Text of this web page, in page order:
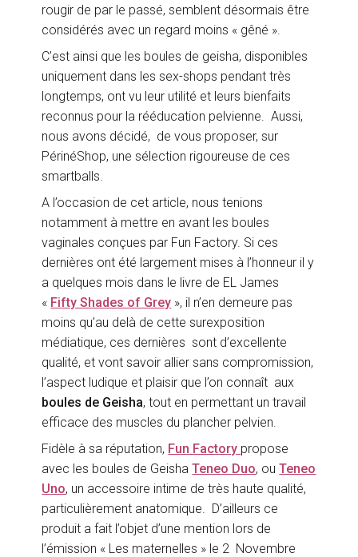
rougir de par le passé, semblent désormais être
considérés avec un regard moins « gêné ».
C’est ainsi que les boules de geisha, disponibles
uniquement dans les sex-shops pendant très
longtemps, ont vu leur utilité et leurs bienfaits
reconnus pour la rééducation pelvienne. Aussi,
nous avons décidé, de vous proposer, sur
PérinéShop, une sélection rigoureuse de ces
smartballs.
A l’occasion de cet article, nous tenions
notamment à mettre en avant les boules
vaginales conçues par Fun Factory. Si ces
dernières ont été largement mises à l’honneur il y
a quelques mois dans le livre de EL James
« Fifty Shades of Grey », il n’en demeure pas
moins qu’au delà de cette surexposition
médiatique, ces dernières sont d’excellente
qualité, et vont savoir allier sans compromission,
l’aspect ludique et plaisir que l’on connaît aux
boules de Geisha, tout en permettant un travail
efficace des muscles du plancher pelvien.
Fidèle à sa réputation, Fun Factory propose
avec les boules de GeishaTeneo Duo, ouTeneo
Uno, un accessoire intime de très haute qualité,
particulièrement anatomique. D’ailleurs ce
produit a fait l’objet d’une mention lors de
l’émission « Les maternelles » le 2 Novembre